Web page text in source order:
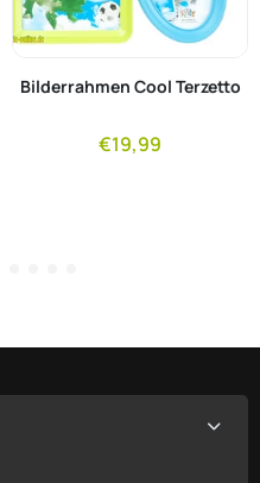
Bilderrahmen Cool Terzetto
€19,99